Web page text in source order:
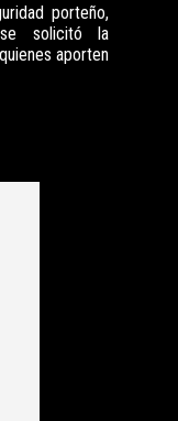
porteño,
se solicitó la
aporten